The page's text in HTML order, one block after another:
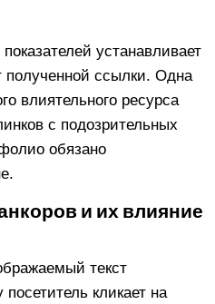
устанавливает
полученной ссылки. Одна
влиятельного ресурса
с подозрительных
обязано
и их влияние
текст
кликает на